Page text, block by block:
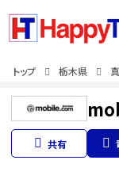
トップ 栃木県
共有